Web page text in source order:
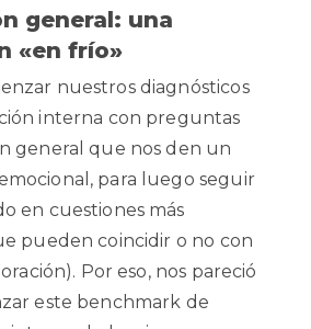
general: una
«en frío»
nuestros diagnósticos
interna con preguntas
general que nos den un
para luego seguir
en cuestiones más
pueden coincidir o no con
Por eso, nos pareció
este benchmark de